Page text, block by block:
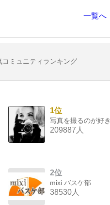
一覧へ
コミュニティランキング
1位
写真を撮るのが好き
209887人
2位
mixi バスケ部
38530人